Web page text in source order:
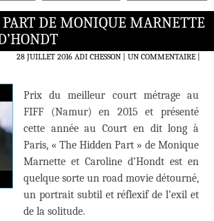
DE MONIQUE MARNETTE
28 JUILLET 2016 ADI CHESSON UN COMMENTAIRE|
Prix du meilleur court métrage au
FIFF (Namur) en 2015 et présenté
cette année au Court en dit long à
Paris, « The Hidden Part » de Monique
Marnette et Caroline d’Hondt est en
quelque sorte un road movie détourné,
un portrait subtil et réflexif de l’exil et
de la solitude.